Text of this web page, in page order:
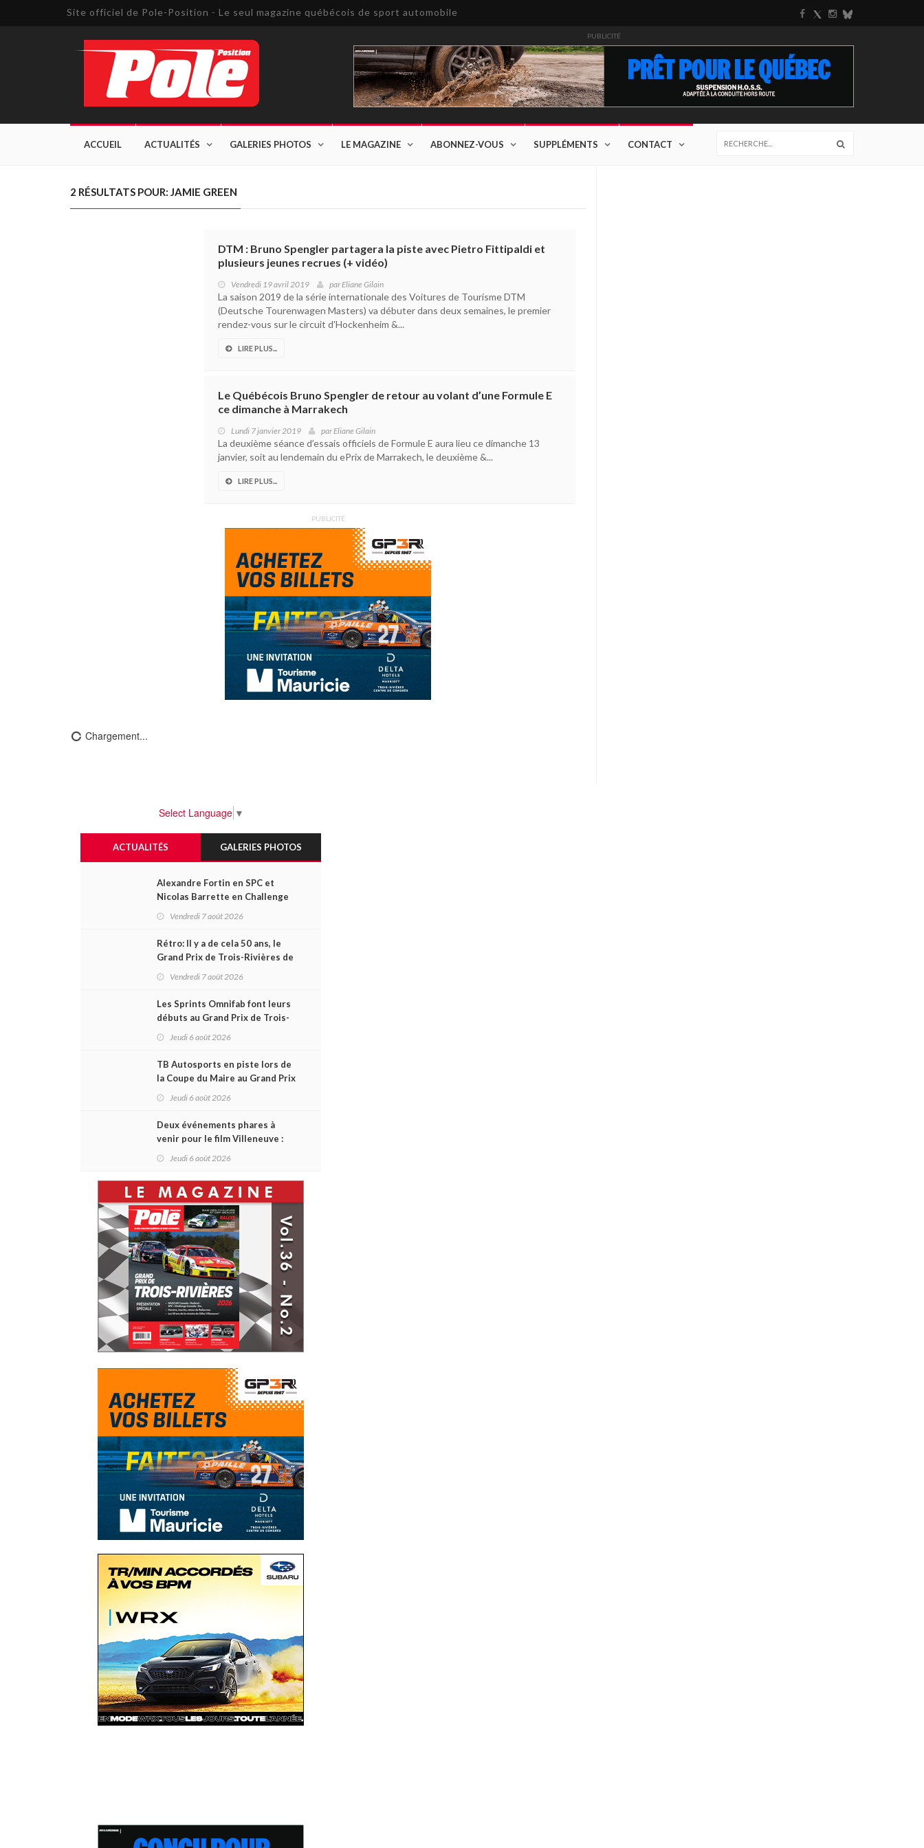
Site officiel de Pole-Position - Le seul magazine québécois de sport automobile
PUBLICITÉ
ACCUEIL ACTUALITÉS GALERIES PHOTOS LE MAGAZINE ABONNEZ-VOUS SUPPLÉMENTS CONTACT
2 RÉSULTATS POUR: JAMIE GREEN
DTM : Bruno Spengler partagera la piste avec Pietro Fittipaldi et
plusieurs jeunes recrues (+ vidéo)
Vendredi 19 avril 2019 parEliane Gilain
La saison 2019 de la série internationale des Voitures de Tourisme DTM
(Deutsche Tourenwagen Masters) va débuter dans deux semaines, le premier
rendez-vous sur le circuit d'Hockenheim &...
LIRE PLUS...
Le Québécois Bruno Spengler de retour au volant d’une Formule E
ce dimanche à Marrakech
Lundi 7 janvier 2019 parEliane Gilain
La deuxième séance d’essais officiels de Formule E aura lieu ce dimanche 13
janvier, soit au lendemain du ePrix de Marrakech, le deuxième &...
LIRE PLUS...
PUBLICITÉ
Chargement...
Select Language ▼
ACTUALITÉS GALERIES PHOTOS
Alexandre Fortin en SPC et
Nicolas Barrette en Challenge
Canada héros des premières
Vendredi 7 août 2026
Rétro: Il y a de cela 50 ans, le
Grand Prix de Trois-Rivières de
1976
Vendredi 7 août 2026
Les Sprints Omnifab font leurs
débuts au Grand Prix de Trois-
Rivières avec un format inspiré
Jeudi 6 août 2026
TB Autosports en piste lors de
la Coupe du Maire au Grand Prix
de Trois-Rivières
Jeudi 6 août 2026
Deux événements phares à
venir pour le film Villeneuve :
L'ascension d'une légende (+
Jeudi 6 août 2026